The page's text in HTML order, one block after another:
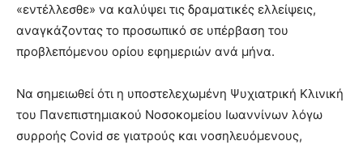
«εντέλλεσθε» να καλύψει τις δραματικές ελλείψεις,
αναγκάζοντας το προσωπικό σε υπέρβαση του
προβλεπόμενου ορίου εφημεριών ανά μήνα.
Να σημειωθεί ότι η υποστελεχωμένη Ψυχιατρική Κλινική
του Πανεπιστημιακού Νοσοκομείου Ιωαννίνων λόγω
συρροής Covid σε γιατρούς και νοσηλευόμενους,